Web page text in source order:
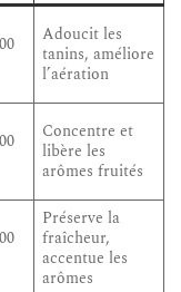
Adoucit les
tanins, améliore
l’aération
Concentre et
libère les
arômes fruités
Préserve la
fraîcheur,
accentue les
arômes